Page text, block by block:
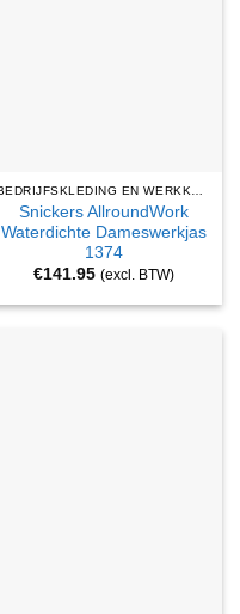
BEDRIJFSKLEDING EN WERKKLEDING
Snickers AllroundWork
Waterdichte Dameswerkjas
1374
€141.95 (excl. BTW)